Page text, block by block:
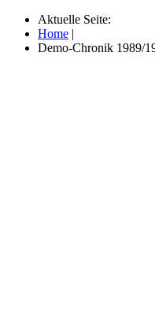
Aktuelle Seite:
Home |
Demo-Chronik 1989/